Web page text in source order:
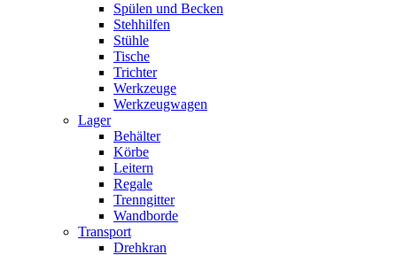
Spülen und Becken
Stehhilfen
Stühle
Tische
Trichter
Werkzeuge
Werkzeugwagen
Lager
Behälter
Körbe
Leitern
Regale
Trenngitter
Wandborde
Transport
Drehkran